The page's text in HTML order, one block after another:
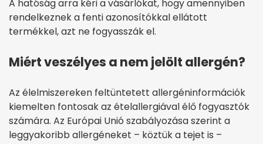
A hatóság arra kéri a vásárlókat, hogy amennyiben
rendelkeznek a fenti azonosítókkal ellátott
termékkel, azt ne fogyasszák el.
Miért veszélyes a nem jelölt allergén?
Az élelmiszereken feltüntetett allergéninformációk
kiemelten fontosak az ételallergiával élő fogyasztók
számára. Az Európai Unió szabályozása szerint a
leggyakoribb allergéneket – köztük a tejet is –